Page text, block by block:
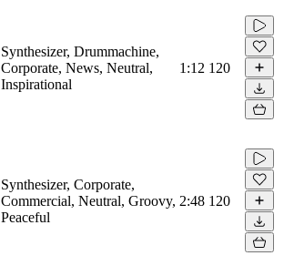
Synthesizer, Drummachine,
Corporate, News, Neutral,
Inspirational
1:12 120
Synthesizer, Corporate,
Commercial, Neutral, Groovy,
Peaceful
2:48 120